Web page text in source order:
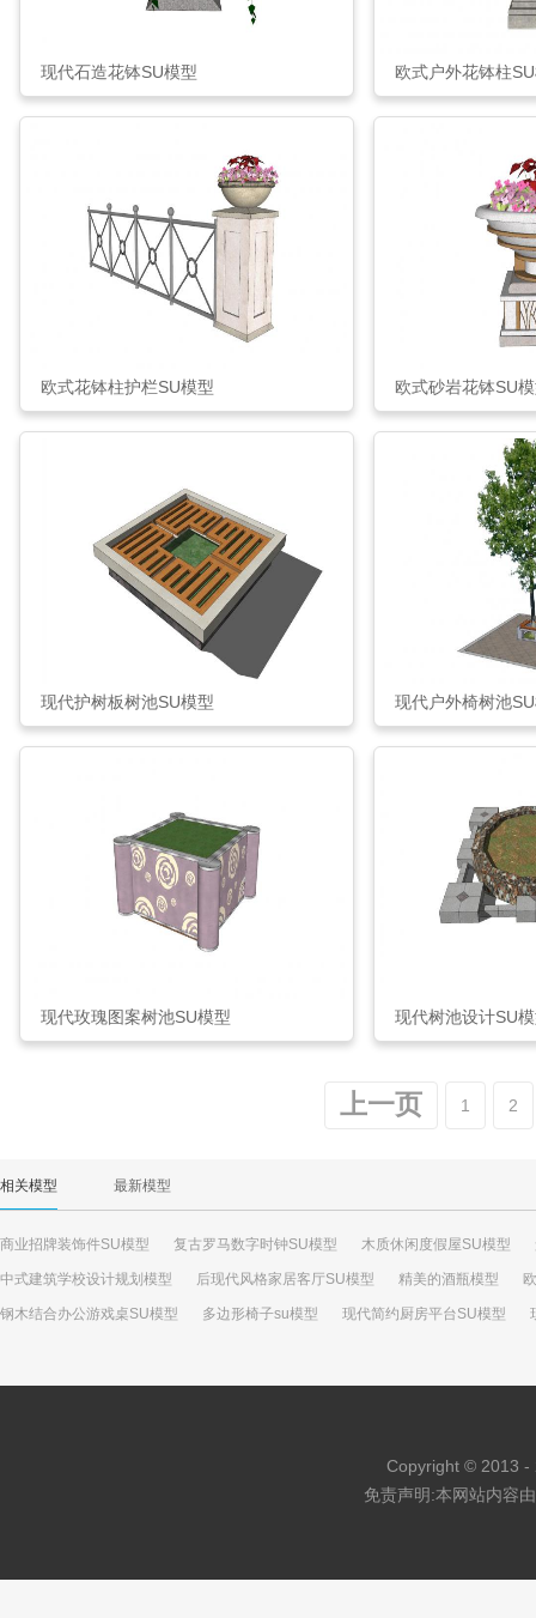
现代石造花钵SU模型 欧式户外花钵柱
欧式花钵柱护栏SU模型 欧式砂岩花钵SU
现代护树板树池SU模型 现代户外椅树池
现代玫瑰图案树池SU模型 现代树池设计SU
上一页 1 2
相关模型 最新模型
商业招牌装饰件SU模型 复古罗马数字时钟SU模型 木质休闲度假屋SU模型
中式建筑学校设计规划模型 后现代风格家居客厅SU模型 精美的酒瓶模型
钢木结合办公游戏桌SU模型 多边形椅子su模型 现代简约厨房平台SU模型
Copyright © 2013 -
免责声明:本网站内容